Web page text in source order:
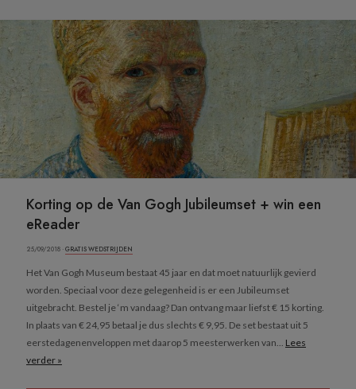
Korting op de Van Gogh Jubileumset + win een
eReader
25/09/2018 ·GRATIS WEDSTRIJDEN
Het Van Gogh Museum bestaat 45 jaar en dat moet natuurlijk gevierd
worden. Speciaal voor deze gelegenheid is er een Jubileumset
uitgebracht. Bestel je ‘m vandaag? Dan ontvang maar liefst € 15 korting.
In plaats van € 24,95 betaal je dus slechts € 9,95. De set bestaat uit 5
eerstedagenenveloppen met daarop 5 meesterwerken van... Lees
verder »